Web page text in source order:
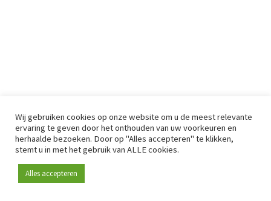
Wij gebruiken cookies op onze website om u de meest relevante
ervaring te geven door het onthouden van uw voorkeuren en
herhaalde bezoeken. Door op "Alles accepteren" te klikken,
stemt u in met het gebruik van ALLE cookies.
Alles accepteren